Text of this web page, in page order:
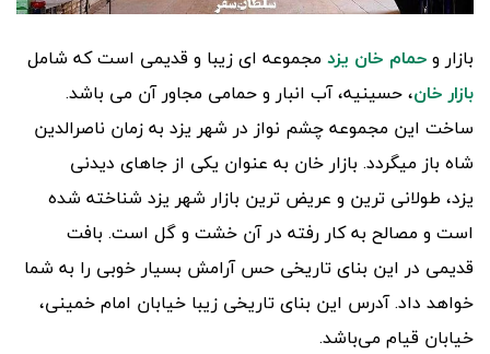
بازار وحمام خان یزد مجموعه ای زیبا و قدیمی است که شامل
بازار خان، حسینیه، آب انبار و حمامی مجاور آن می باشد.
ساخت این مجموعه چشم نواز در شهر یزد به زمان ناصرالدین
شاه باز میگردد. بازار خان به عنوان یکی از جاهای دیدنی
یزد، طولانی ترین و عریض ترین بازار شهر یزد شناخته شده
است و مصالح به کار رفته در آن خشت و گل است. بافت
قدیمی در این بنای تاریخی حس آرامش بسیار خوبی را به شما
خواهد داد. آدرس این بنای تاریخی زیبا خیابان امام خمینی،
خیابان قیام می‌باشد.